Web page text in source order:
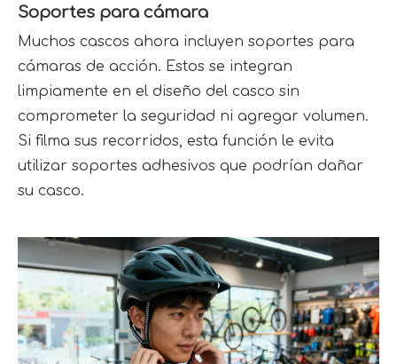
Soportes para cámara
Muchos cascos ahora incluyen soportes para
cámaras de acción. Estos se integran
limpiamente en el diseño del casco sin
comprometer la seguridad ni agregar volumen.
Si filma sus recorridos, esta función le evita
utilizar soportes adhesivos que podrían dañar
su casco.